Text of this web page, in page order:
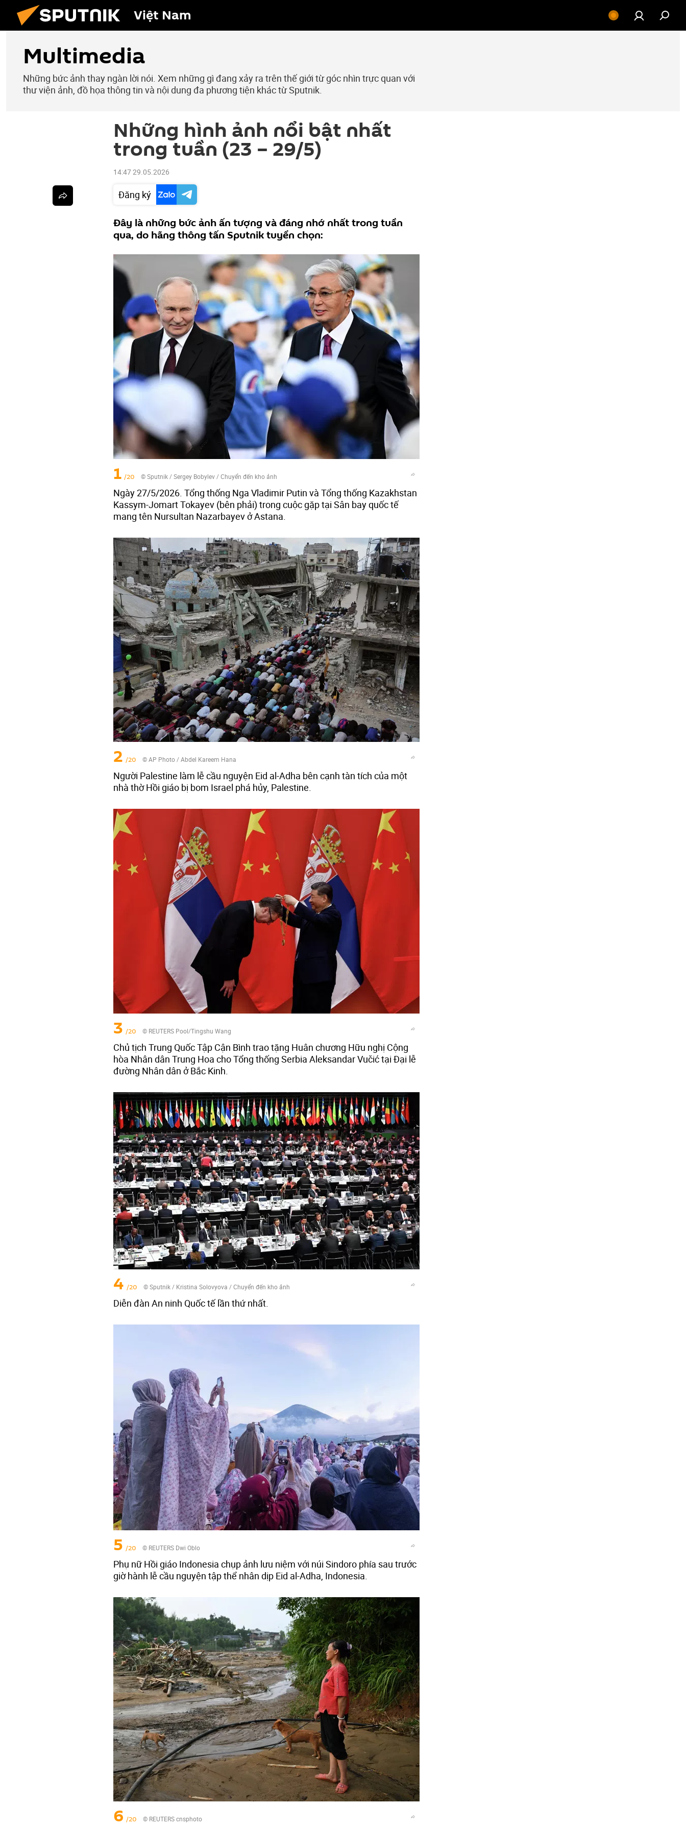
Việt Nam
Multimedia
Những bức ảnh thay ngàn lời nói. Xem những gì đang xảy ra trên thế giới từ góc nhìn trực quan với
thư viện ảnh, đồ họa thông tin và nội dung đa phương tiện khác từ Sputnik.
Những hình ảnh nổi bật nhất
trong tuần (23 – 29/5)
14:47 29.05.2026
Đăng ký
Đây là những bức ảnh ấn tượng và đáng nhớ nhất trong tuần
qua, do hãng thông tấn Sputnik tuyển chọn:
1 /20 © Sputnik / Sergey Bobylev/Chuyển đến kho ảnh
Ngày 27/5/2026. Tổng thống Nga Vladimir Putin và Tổng thống Kazakhstan
Kassym-Jomart Tokayev (bên phải) trong cuộc gặp tại Sân bay quốc tế
mang tên Nursultan Nazarbayev ở Astana.
2 /20 © AP Photo / Abdel Kareem Hana
Người Palestine làm lễ cầu nguyện Eid al-Adha bên cạnh tàn tích của một
nhà thờ Hồi giáo bị bom Israel phá hủy, Palestine.
3 /20 © REUTERS Pool/Tingshu Wang
Chủ tịch Trung Quốc Tập Cận Bình trao tặng Huân chương Hữu nghị Cộng
hòa Nhân dân Trung Hoa cho Tổng thống Serbia Aleksandar Vučić tại Đại lễ
đường Nhân dân ở Bắc Kinh.
4 /20 © Sputnik / Kristina Solovyova /Chuyển đến kho ảnh
Diễn đàn An ninh Quốc tế lần thứ nhất.
5 /20 © REUTERS Dwi Oblo
Phụ nữ Hồi giáo Indonesia chụp ảnh lưu niệm với núi Sindoro phía sau trước
giờ hành lễ cầu nguyện tập thể nhân dịp Eid al-Adha, Indonesia.
6 /20 © REUTERS cnsphoto